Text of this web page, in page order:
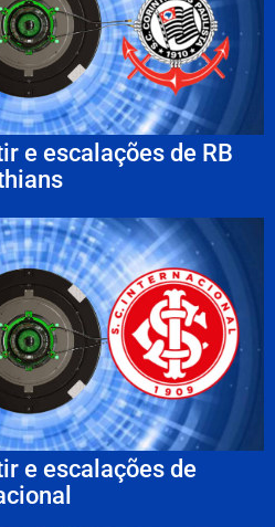
e escalações de RB
e escalações de